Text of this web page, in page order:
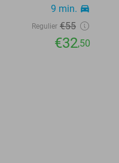
9 min. directions_car
Regulier €55
€32,50